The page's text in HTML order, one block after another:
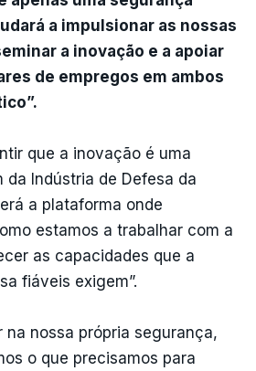
a impulsionar as nossas
a inovação e a apoiar
de empregos em ambos
que a inovação é uma
da Indústria de Defesa da
a plataforma onde
estamos a trabalhar com a
as capacidades que a
fiáveis exigem”.
na nossa própria segurança,
o que precisamos para